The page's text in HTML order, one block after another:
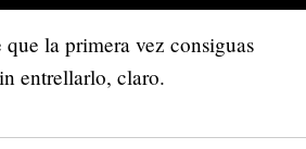
que la primera vez consiguas
entrellarlo, claro.